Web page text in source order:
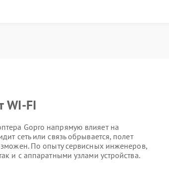
WI-FI
Gopro напрямую влияет на
сеть или связь обрывается, полет
По опыту сервисных инженеров,
и с аппаратными узлами устройства.